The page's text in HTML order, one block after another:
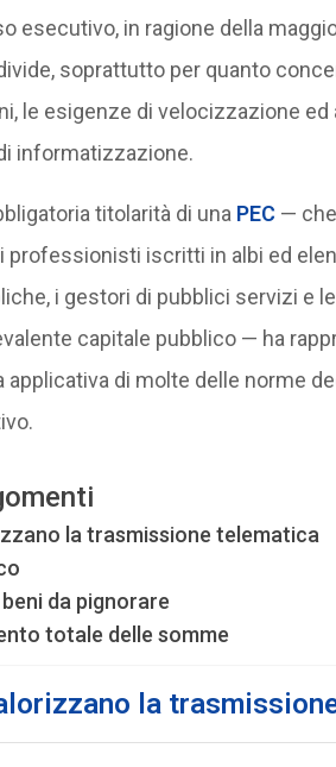
esecutivo, in ragione della
soprattutto per quanto
le esigenze di velocizzazione
informatizzazione.
titolarità di una PEC —
professionisti iscritti in albi ed
i gestori di pubblici servizi e
capitale pubblico — ha
applicativa di molte delle norme
la trasmissione telematica
da pignorare
totale delle somme
la